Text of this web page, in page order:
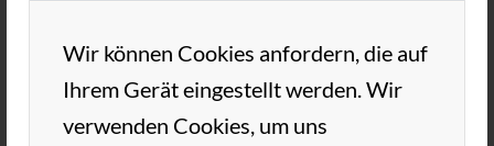
Wir können Cookies anfordern, die auf
Ihrem Gerät eingestellt werden. Wir
verwenden Cookies, um uns